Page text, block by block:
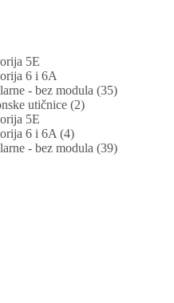
5E
6 i 6A
- bez modula (35)
utičnice (2)
5E
6 i 6A (4)
- bez modula (39)